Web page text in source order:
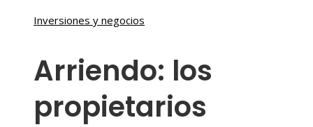
Inversiones y negocios
Arriendo: los
propietarios